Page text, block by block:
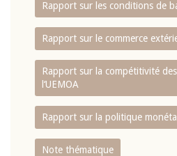
Rapport sur les conditions de
Rapport sur le commerce
Rapport sur la compétitivité
l‘UEMOA
Rapport sur la politique
Note thématique